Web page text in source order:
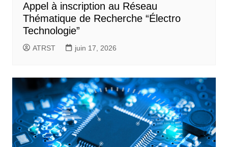
Appel à inscription au Réseau
Thématique de Recherche “Électro
Technologie”
ATRST juin 17, 2026